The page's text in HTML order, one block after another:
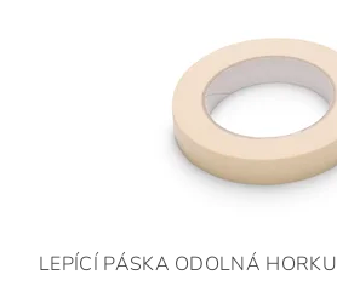
LEPÍCÍ PÁSKA ODOLNÁ HORKU